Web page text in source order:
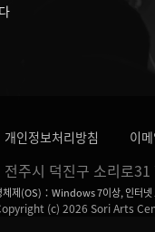
개인정보처리방침 이
주시 덕진구 소리로31
체제(OS)：Windows 7이상, 인터넷
(c) 2026 Sori Arts